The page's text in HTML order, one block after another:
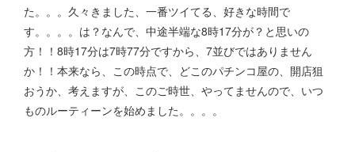
た。。。久々きました、一番ツイてる、好きな時間で
す。。。。は？なんで、中途半端な8時17分が？と思いの
方！！8時17分は7時77分ですから、7並びではありません
か！！本来なら、この時点で、どこのパチンコ屋の、開店狙
おうか、考えますが、このご時世、やってませんので、いつ
ものルーティーンを始めました。。。。